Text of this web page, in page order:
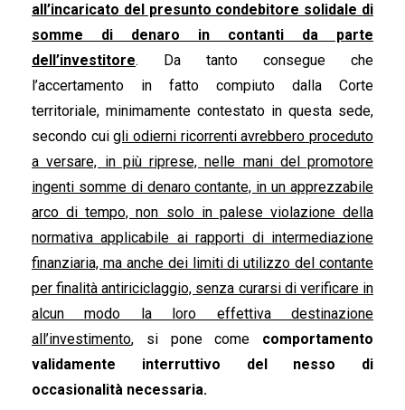
all’incaricato del presunto condebitore solidale di
somme di denaro in contanti da parte
dell’investitore. Da tanto consegue che
l’accertamento in fatto compiuto dalla Corte
territoriale, minimamente contestato in questa sede,
secondo cuigli odierni ricorrenti avrebbero proceduto
a versare, in più riprese, nelle mani del promotore
ingenti somme di denaro contante, in un apprezzabile
arco di tempo, non solo in palese violazione della
normativa applicabile ai rapporti di intermediazione
finanziaria, ma anche dei limiti di utilizzo del contante
per finalità antiriciclaggio, senza curarsi di verificare in
alcun modo la loro effettiva destinazione
all’investimento, si pone come comportamento
validamente interruttivo del nesso di
occasionalità necessaria.